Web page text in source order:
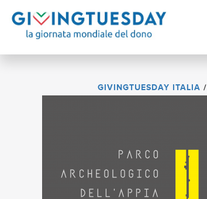
GIVINGTUESDAY ITALIA /